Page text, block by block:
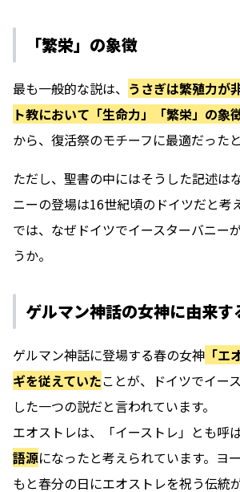
「繁栄」の象徴
最も一般的な説は、 うさぎは繁殖力が
ト教において「生命力」「繁栄」の象
から、復活祭のモチーフに最適だった
ただし、聖書の中にはそうした記述は
ニーの登場は16世紀頃のドイツだと考
では、なぜドイツでイースターバニー
うか。
ゲルマン神話の女神に由来す
ゲルマン神話に登場する春の女神 「エ
ギを従えていたことが、ドイツでイー
した一つの説だと言われています。
エオストレは、「イーストレ」とも呼ば
語源になったと考えられています。ヨ
もと春分の日にエオストレを祝う伝統